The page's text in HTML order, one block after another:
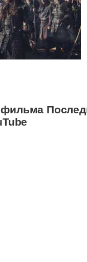
фильма